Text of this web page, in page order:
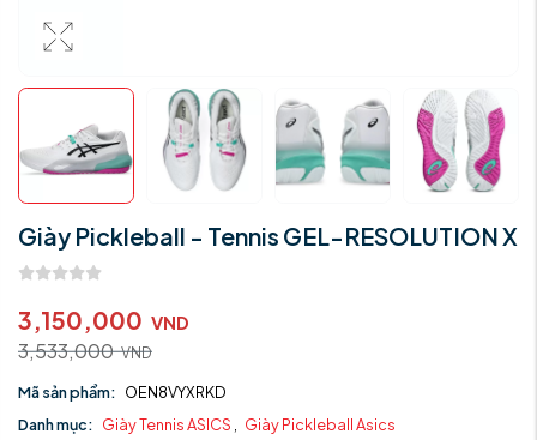
Giày Pickleball - Tennis GEL-RESOLUTION X
3,150,000 VND
3,533,000VND
Mã sản phẩm: OEN8VYXRKD
Danh mục: Giày Tennis ASICS , Giày Pickleball Asics